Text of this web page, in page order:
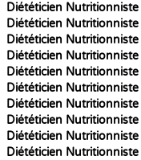
Diététicien Nutritionniste
Diététicien Nutritionniste
Diététicien Nutritionniste
Diététicien Nutritionniste
Diététicien Nutritionniste
Diététicien Nutritionniste
Diététicien Nutritionniste
Diététicien Nutritionniste
Diététicien Nutritionniste
Diététicien Nutritionniste